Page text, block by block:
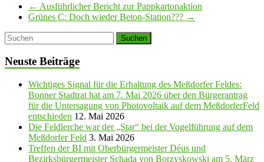
← Ausführlicher Bericht zur Pappkartonaktion
Grünes C: Doch wieder Beton-Station??? →
Neuste Beiträge
Wichtiges Signal für die Erhaltung des Meßdorfer Feldes:
Bonner Stadtrat hat am 7. Mai 2026 über den Bürgerantrag
für die Untersagung von Photovoltaik auf dem MeßdorferFeld
entschieden 12. Mai 2026
Die Feldlerche war der „Star“ bei der Vogelführung auf dem
Meßdorfer Feld 3. Mai 2026
Treffen der BI mit Oberbürgermeister Déus und
Bezirksbürgermeister Schada von Borzyskowski am 5. März